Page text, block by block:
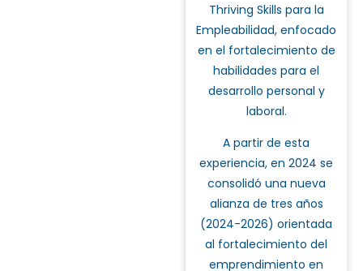
Thriving Skills para la
Empleabilidad, enfocado
en el fortalecimiento de
habilidades para el
desarrollo personal y
laboral.
A partir de esta
experiencia, en 2024 se
consolidó una nueva
alianza de tres años
(2024-2026) orientada
al fortalecimiento del
emprendimiento en